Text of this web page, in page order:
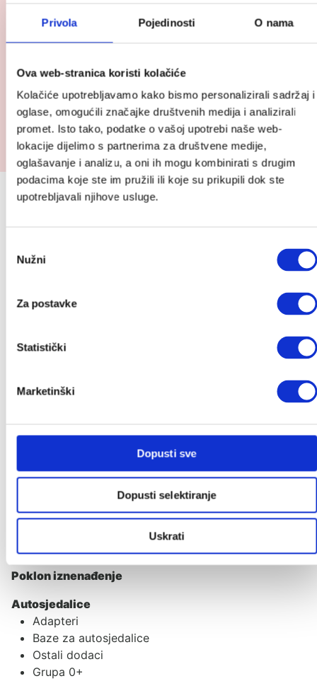
Privola Pojedinosti O nama
Ova web-stranica koristi kolačiće
Kolačiće upotrebljavamo kako bismo personalizirali sadržaj i
oglase, omogućili značajke društvenih medija i analizirali
promet. Isto tako, podatke o vašoj upotrebi naše web-
lokacije dijelimo s partnerima za društvene medije,
oglašavanje i analizu, a oni ih mogu kombinirati s drugim
podacima koje ste im pružili ili koje su prikupili dok ste
upotrebljavali njihove usluge.
pristanka
Nužni
Za postavke
Statistički
Marketinški
Dopusti sve
Dopusti selektiranje
Uskrati
Pogledaj
proizvod
BabyBjörn
ležaljka
Bliss
Mesh
BabyBjörn ležaljka Bliss Mesh
230.00€
Prijavite se na Cutie newsletter i
Povremeno ćemo Vam slati slatke novosti, zanimljive
*Provjeriti neželjenu poštu.
Email
Kategorije
Akcije
Poklon iznenađenje
Autosjedalice
Adapteri
Baze za autosjedalice
Ostali dodaci
Grupa 0+